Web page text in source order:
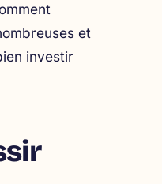
et
investir